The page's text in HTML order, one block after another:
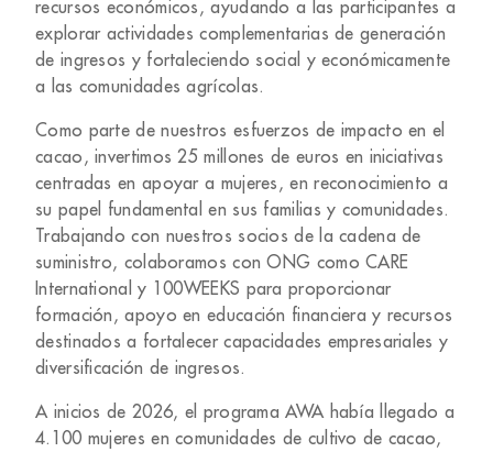
recursos económicos, ayudando a las participantes a
explorar actividades complementarias de generación
de ingresos y fortaleciendo social y económicamente
a las comunidades agrícolas.
Como parte de nuestros esfuerzos de impacto en el
cacao, invertimos 25 millones de euros en iniciativas
centradas en apoyar a mujeres, en reconocimiento a
su papel fundamental en sus familias y comunidades.
Trabajando con nuestros socios de la cadena de
suministro, colaboramos con ONG como CARE
International y 100WEEKS para proporcionar
formación, apoyo en educación financiera y recursos
destinados a fortalecer capacidades empresariales y
diversificación de ingresos.
A inicios de 2026, el programa AWA había llegado a
4.100 mujeres en comunidades de cultivo de cacao,